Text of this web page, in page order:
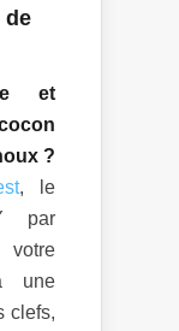
de
et
?
, le
par
une
clefs,